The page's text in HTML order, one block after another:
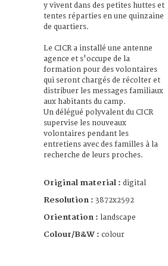
y vivent dans des petites huttes et
tentes réparties en une quinzaine
de quartiers.
Le CICR a installé une antenne
agence et s'occupe de la
formation pour des volontaires
qui seront chargés de récolter et
distribuer les messages familiaux
aux habitants du camp.
Un délégué polyvalent du CICR
supervise les nouveaux
volontaires pendant les
entretiens avec des familles à la
recherche de leurs proches.
Original material : digital
Resolution : 3872x2592
Orientation : landscape
Colour/B&W : colour